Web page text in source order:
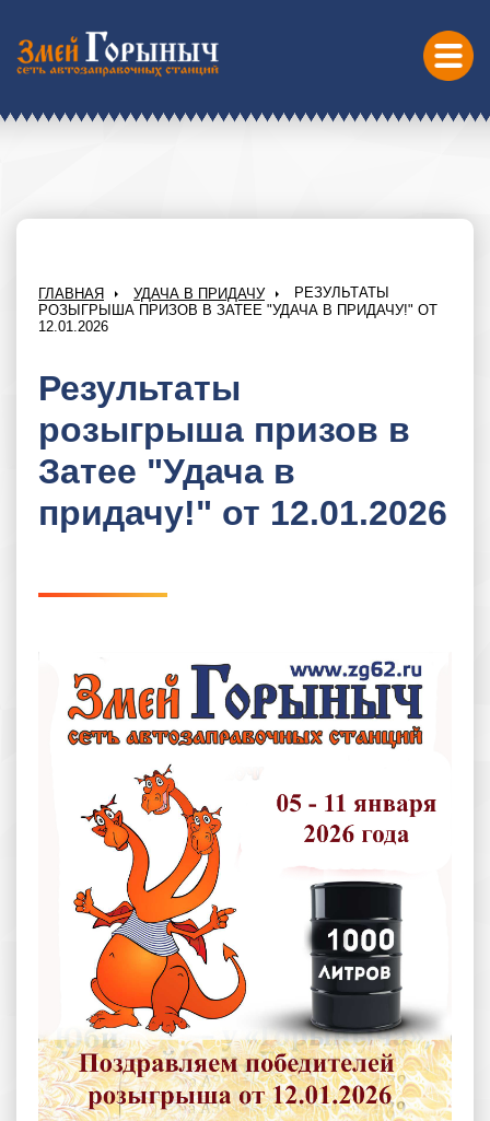
ГЛАВНАЯ УДАЧА В ПРИДАЧУ
РЕЗУЛЬТАТЫ
РОЗЫГРЫША ПРИЗОВ В ЗАТЕЕ "УДАЧА В ПРИДАЧУ!" ОТ
12.01.2026
Результаты
розыгрыша призов в
Затее "Удача в
придачу!" от 12.01.2026